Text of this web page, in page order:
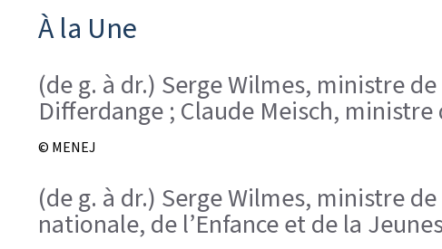
À la Une
(de g. à dr.) Serge Wilmes, ministre
Differdange ; Claude Meisch,
© MENEJ
(de g. à dr.) Serge Wilmes, ministre
nationale, de l’Enfance et de la